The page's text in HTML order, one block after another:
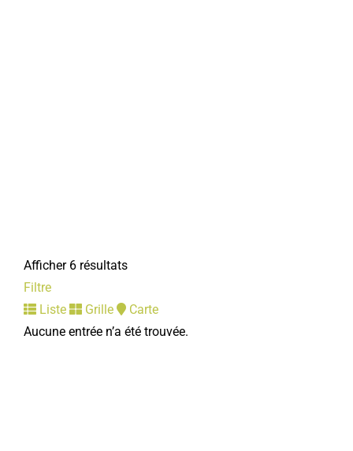
Afficher 6 résultats
Filtre
Liste
Grille
Carte
Aucune entrée n’a été trouvée.